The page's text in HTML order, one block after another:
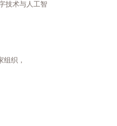
技术与人工智
织，